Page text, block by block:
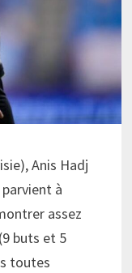
Anis Hadj
à
assez
buts et 5
toutes